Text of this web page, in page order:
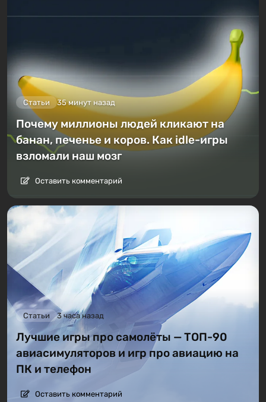
Статьи 35 минут назад
Почему миллионы людей кликают на
банан, печенье и коров. Как idle-игры
взломали наш мозг
Оставить комментарий
Статьи 3 часа назад
Лучшие игры про самолёты — ТОП-90
авиасимуляторов и игр про авиацию на
ПК и телефон
Оставить комментарий